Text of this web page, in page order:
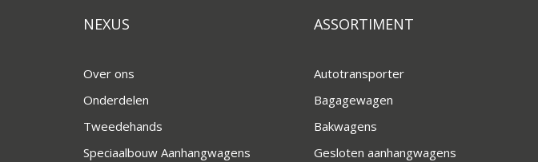
NEXUS
Over ons
Onderdelen
Tweedehands
Speciaalbouw Aanhangwagens
ASSORTIMENT
Autotransporter
Bagagewagen
Bakwagens
Gesloten aanhangwagens